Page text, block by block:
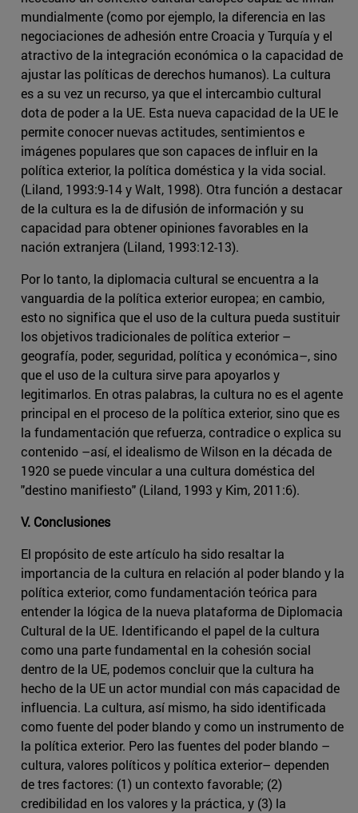
mundialmente (como por ejemplo, la diferencia en las
negociaciones de adhesión entre Croacia y Turquía y el
atractivo de la integración económica o la capacidad de
ajustar las políticas de derechos humanos). La cultura
es a su vez un recurso, ya que el intercambio cultural
dota de poder a la UE. Esta nueva capacidad de la UE le
permite conocer nuevas actitudes, sentimientos e
imágenes populares que son capaces de influir en la
política exterior, la política doméstica y la vida social.
(Liland, 1993:9-14 y Walt, 1998). Otra función a destacar
de la cultura es la de difusión de información y su
capacidad para obtener opiniones favorables en la
nación extranjera (Liland, 1993:12-13).
Por lo tanto, la diplomacia cultural se encuentra a la
vanguardia de la política exterior europea; en cambio,
esto no significa que el uso de la cultura pueda sustituir
los objetivos tradicionales de política exterior –
geografía, poder, seguridad, política y económica–, sino
que el uso de la cultura sirve para apoyarlos y
legitimarlos. En otras palabras, la cultura no es el agente
principal en el proceso de la política exterior, sino que es
la fundamentación que refuerza, contradice o explica su
contenido –así, el idealismo de Wilson en la década de
1920 se puede vincular a una cultura doméstica del
"destino manifiesto" (Liland, 1993 y Kim, 2011:6).
V. Conclusiones
El propósito de este artículo ha sido resaltar la
importancia de la cultura en relación al poder blando y la
política exterior, como fundamentación teórica para
entender la lógica de la nueva plataforma de Diplomacia
Cultural de la UE. Identificando el papel de la cultura
como una parte fundamental en la cohesión social
dentro de la UE, podemos concluir que la cultura ha
hecho de la UE un actor mundial con más capacidad de
influencia. La cultura, así mismo, ha sido identificada
como fuente del poder blando y como un instrumento de
la política exterior. Pero las fuentes del poder blando –
cultura, valores políticos y política exterior– dependen
de tres factores: (1) un contexto favorable; (2)
credibilidad en los valores y la práctica, y (3) la